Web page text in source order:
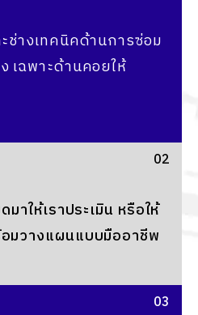
ช่างเทคนิคด้านการซ่อม
เฉพาะด้านคอยให้
02
าให้เราประเมิน หรือให้
มวางแผนแบบมืออาชีพ
03